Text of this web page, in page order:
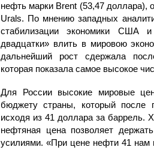
нефть марки Brent (53,47 доллара),
Urals. По мнению западных
стабилизации экономики США
двадцатки» влить в мировою
дальнейший рост сдержала
которая показала самое высокое
Для России высокие мировые
бюджету страны, который после
исходя из 41 доллара за баррель.
нефтяная цена позволяет
усилиями. «При цене нефти 41 нам